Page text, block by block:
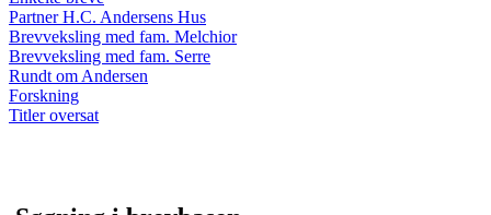
Partner H.C. Andersens Hus
Brevveksling med fam. Melchior
Brevveksling med fam. Serre
Rundt om Andersen
Forskning
Titler oversat